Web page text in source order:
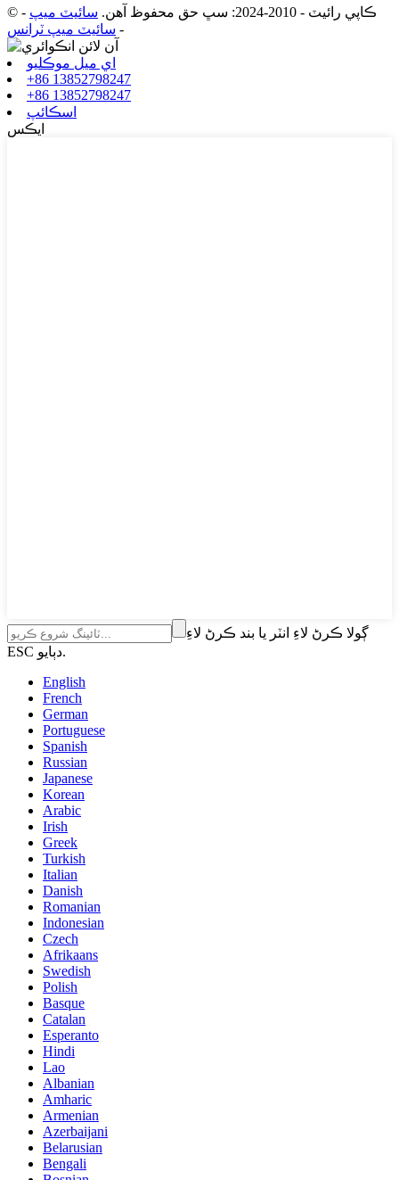
© ڪاپي رائيٽ - 2010-2024: سڀ حق محفوظ آهن. سائيٽ ميپ -
سائيٽ ميپ ٽرانس -
اي ميل موڪليو
+86 13852798247
+86 13852798247
اسڪائپ
ايڪس
ڳولا ڪرڻ لاءِ انٽر يا بند ڪرڻ لاءِ
ESC دٻايو.
English
French
German
Portuguese
Spanish
Russian
Japanese
Korean
Arabic
Irish
Greek
Turkish
Italian
Danish
Romanian
Indonesian
Czech
Afrikaans
Swedish
Polish
Basque
Catalan
Esperanto
Hindi
Lao
Albanian
Amharic
Armenian
Azerbaijani
Belarusian
Bengali